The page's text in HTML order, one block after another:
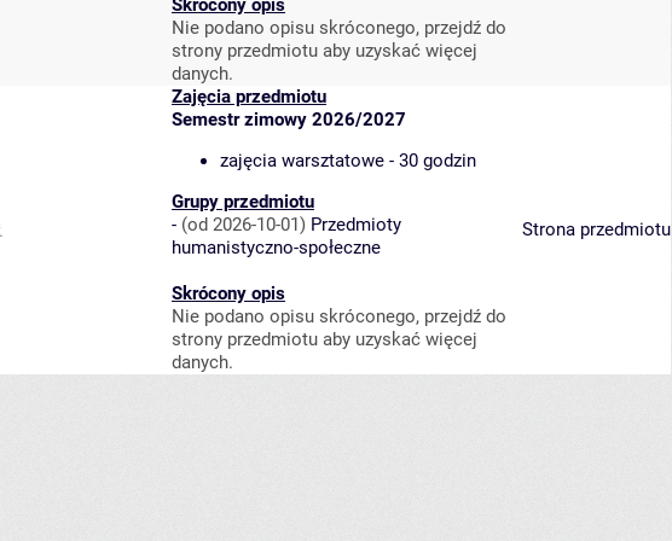
Skrócony opis
Nie podano opisu skróconego, przejdź do
strony przedmiotu aby uzyskać więcej
danych.
Zajęcia przedmiotu
Semestr zimowy 2026/2027
zajęcia warsztatowe - 30 godzin
Grupy przedmiotu
- (od 2026-10-01) Przedmioty
humanistyczno-społeczne
Skrócony opis
Nie podano opisu skróconego, przejdź do
strony przedmiotu aby uzyskać więcej
danych.
Strona przedmiotu